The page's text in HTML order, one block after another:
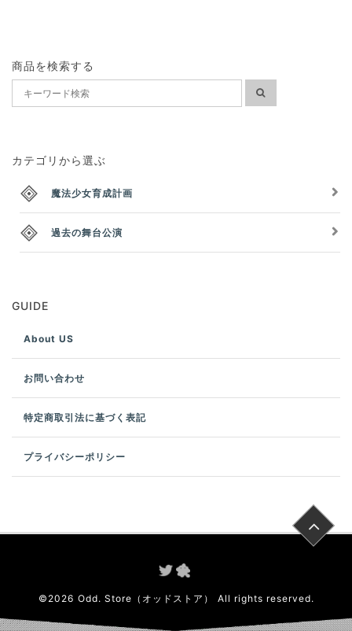
商品を検索する
カテゴリから選ぶ
魔法少女育成計画
過去の舞台公演
GUIDE
About US
お問い合わせ
特定商取引法に基づく表記
プライバシーポリシー
© 2026 Odd. Store（オッドストア） All rights reserved.